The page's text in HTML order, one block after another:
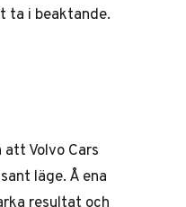
ta i beaktande.
Volvo Cars
läge. Å ena
resultat och